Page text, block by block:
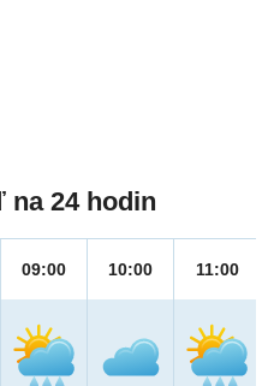
na 24 hodin
09:00 10:00 11:00